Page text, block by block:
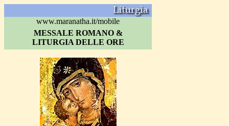
www.maranatha.it/mobile
MESSALE ROMANO &
LITURGIA DELLE ORE